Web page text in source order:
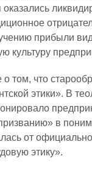
прибыли
культуру
том, что
этики». В
в
от
этику».